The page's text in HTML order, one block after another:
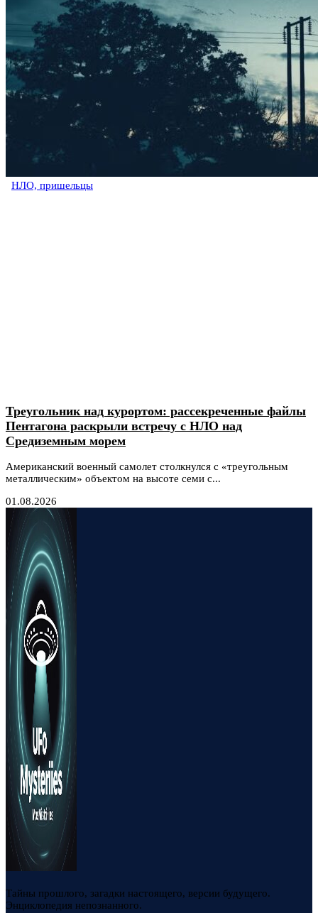
НЛО, пришельцы
Треугольник над курортом: рассекреченные файлы
Пентагона раскрыли встречу с НЛО над
Средиземным морем
Американский военный самолет столкнулся с «треугольным
металлическим» объектом на высоте семи с...
01.08.2026
Тайны прошлого, загадки настоящего, версии будущего.
Энциклопедия непознанного.